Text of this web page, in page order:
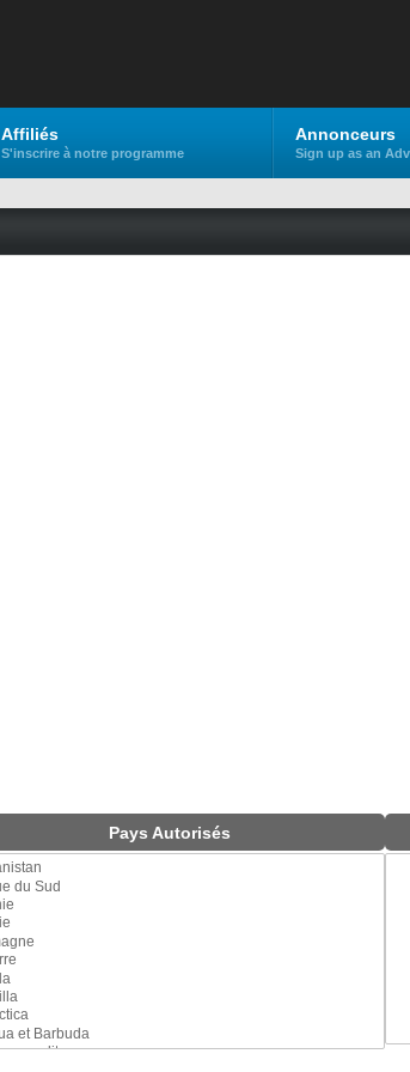
Affiliés
S'inscrire à notre programme
Annonceurs
Sign up as an
Pays Autorisés